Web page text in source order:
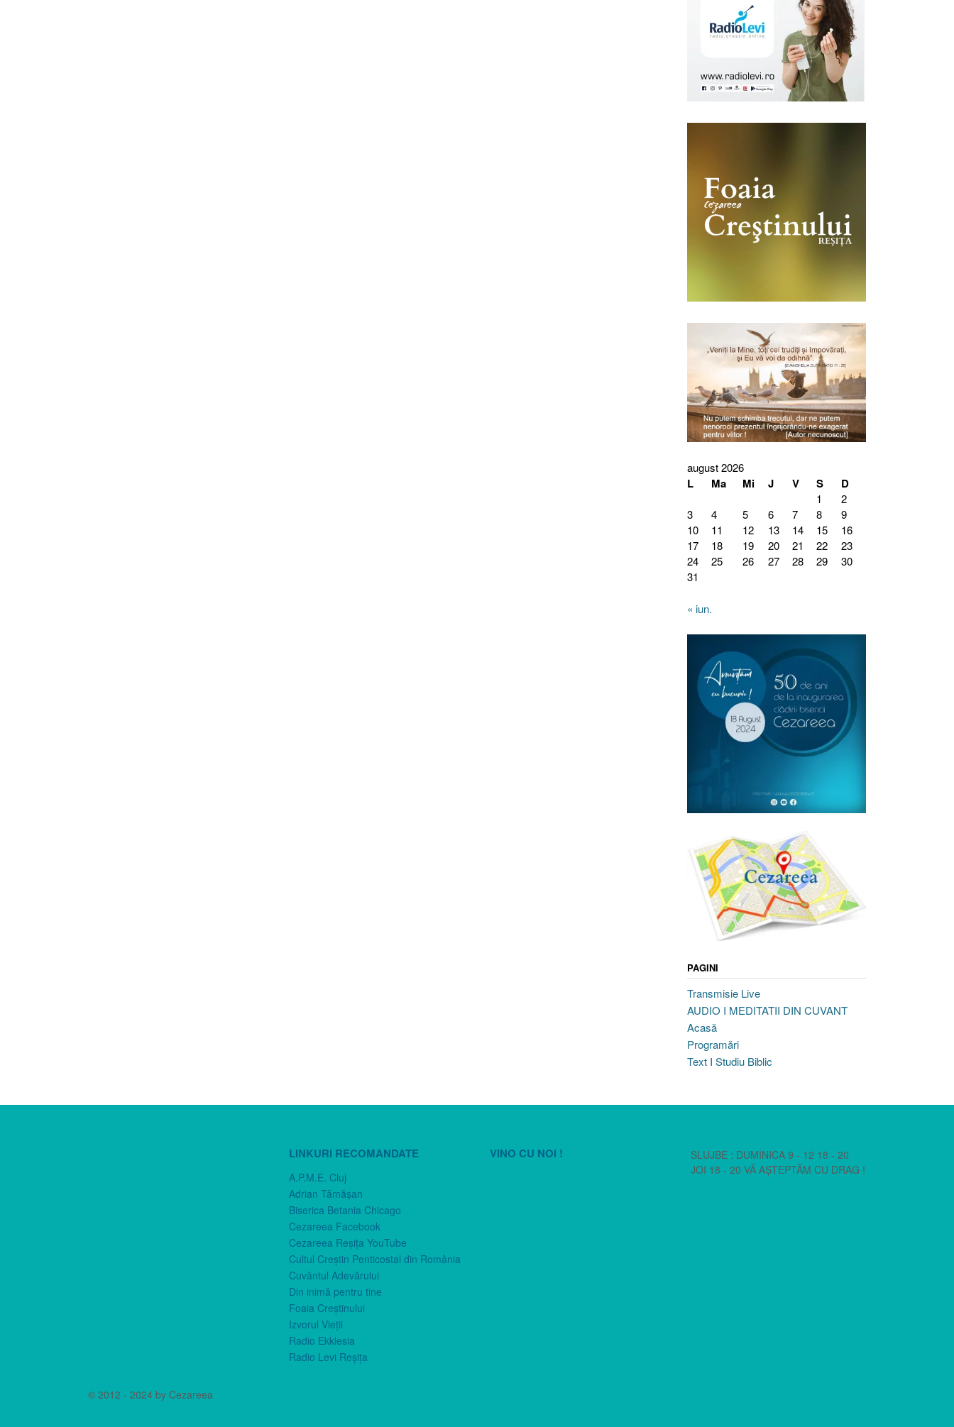
august 2026
L Ma Mi J V S D
1
2
3
4 5 6 7 8
9
10
11 12 13 14 15
16
17
18 19 20 21 22
23
24
25 26 27 28 29
30
31
« iun.
PAGINI
Transmisie Live
AUDIO I MEDITATII DIN CUVANT
Acasă
Programări
Text I Studiu Biblic
LINKURI RECOMANDATE
A.P.M.E. Cluj
Adrian Tămăşan
Biserica Betania Chicago
Cezareea Facebook
Cezareea Reşiţa YouTube
Cultul Creştin Penticostal din România
Cuvântul Adevărului
Din inimă pentru tine
Foaia Creştinului
Izvorul Vieţii
Radio Ekklesia
Radio Levi Reşiţa
VINO CU NOI !
SLUJBE : DUMINICA 9 - 12 18 - 20
JOI 18 - 20 VĂ AȘTEPTĂM CU DRAG !
© 2012 - 2024 by Cezareea